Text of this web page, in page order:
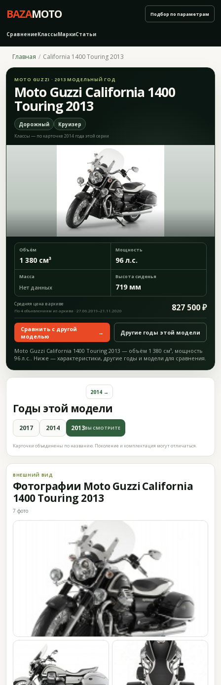
BAZAMOTO
СравнениеКлассыМаркиСтатьи
Подбор по параметрам
Главная California 1400 Touring 2013
MOTO GUZZI · 2013 МОДЕЛЬНЫЙ ГОД
Moto Guzzi California 1400
Touring 2013
Дорожный Круизер
Классы — по карточке 2014 года этой серии
Объём
1 380 см³
Мощность
96 л.с.
Масса
Нет данных
Высота сиденья
719 мм
Средняя цена в архиве 827 500 ₽
По 4 объявлениям из архива · 27.06.2019–21.11.2020
Сравнить с другой
моделью
→ Другие годы этой модели
Moto Guzzi California 1400 Touring 2013 — объём 1 380 см³, мощность
96 л.с.. Ниже — характеристики, другие годы и модели для сравнения.
Годы этой модели
2014 →
2017 2014 2013ВЫ СМОТРИТЕ
Карточки объединены по названию. Поколение и комплектация могут отличаться.
ВНЕШНИЙ ВИД
Фотографии Moto Guzzi California
1400 Touring 2013
7 фото